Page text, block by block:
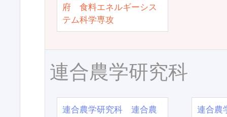
府 食料エネルギーシス
テム科学専攻
連合農学研究科
連合農学研究科 連合農
連合農